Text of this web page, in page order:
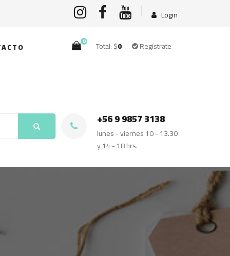
Login
0 Total: $0 Regístrate
+56 9 9857 3138
lunes - viernes 10 - 13.30
y 14 - 18 hrs.